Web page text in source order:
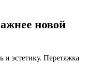
новой
и эстетику. Перетяжка